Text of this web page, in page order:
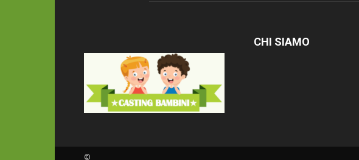
CHI SIAMO
©